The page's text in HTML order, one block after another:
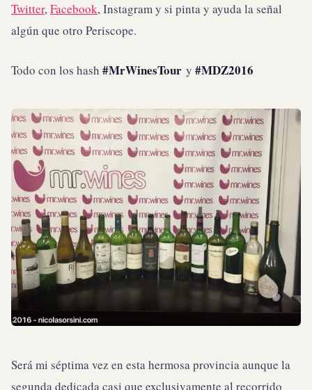
Twitter,Facebook, Instagram y si pinta y ayuda la señal
algún que otro Periscope.
Todo con los hash #MrWinesTour y #MDZ2016
Será mi séptima vez en esta hermosa provincia aunque la
segunda dedicada casi que exclusivamente al recorrido